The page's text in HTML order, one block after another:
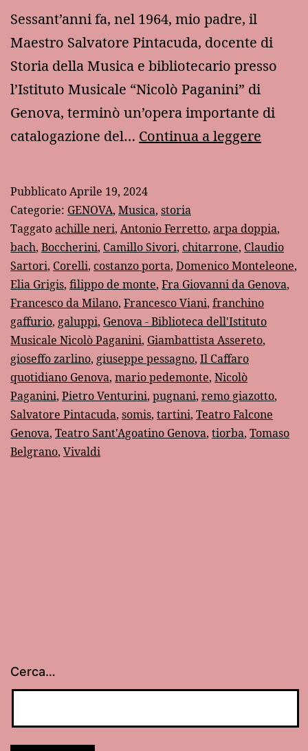
Sessant’anni fa, nel 1964, mio padre, il
Maestro Salvatore Pintacuda, docente di
Storia della Musica e bibliotecario presso
l’Istituto Musicale “Nicolò Paganini” di
Genova, terminò un’opera importante di
catalogazione del… Continua a leggere
PubblicatoAprile 19, 2024
Categorie: GENOVA, Musica, storia
Taggatoachille neri, Antonio Ferretto, arpa doppia,
bach, Boccherini, Camillo Sivori, chitarrone, Claudio
Sartori, Corelli, costanzo porta, Domenico Monteleone,
Elia Grigis, filippo de monte, Fra Giovanni da Genova,
Francesco da Milano, Francesco Viani, franchino
gaffurio, galuppi, Genova - Biblioteca dell'Istituto
Musicale Nicolò Paganini, Giambattista Assereto,
gioseffo zarlino, giuseppe pessagno, Il Caffaro
quotidiano Genova, mario pedemonte, Nicolò
Paganini, Pietro Venturini, pugnani, remo giazotto,
Salvatore Pintacuda, somis, tartini, Teatro Falcone
Genova, Teatro Sant'Agoatino Genova, tiorba, Tomaso
Belgrano, Vivaldi
Cerca…